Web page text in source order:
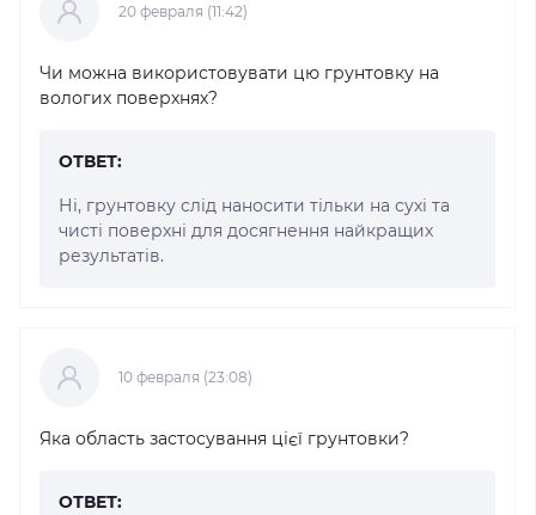
20 февраля (11:42)
Чи можна використовувати цю грунтовку на
вологих поверхнях?
ОТВЕТ:
Ні, грунтовку слід наносити тільки на сухі та
чисті поверхні для досягнення найкращих
результатів.
10 февраля (23:08)
Яка область застосування цієї грунтовки?
ОТВЕТ: